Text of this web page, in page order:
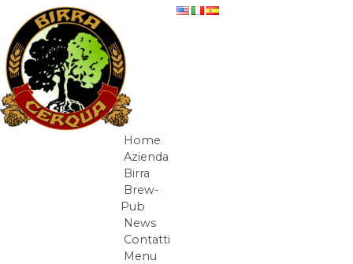
Salta al contenuto
La canna fumariaNavigazione
Home
Azienda
Birra
Brew-
Pub
News
Contatti
Menu